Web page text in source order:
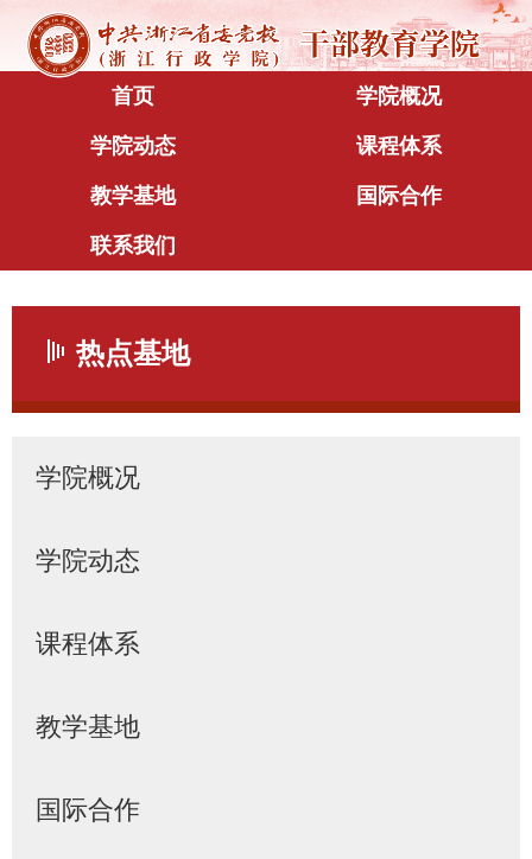
首页 学院概况
学院动态 课程体系
教学基地 国际合作
联系我们
热点基地
学院概况
学院动态
课程体系
教学基地
国际合作